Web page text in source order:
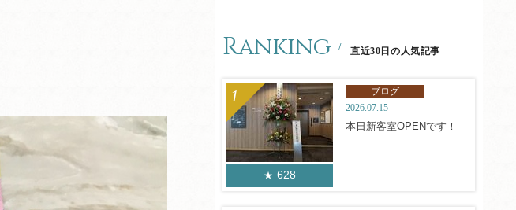
Ranking 直近30日の人気記事
628
ブログ
2026.07.15
本日新客室OPENです！